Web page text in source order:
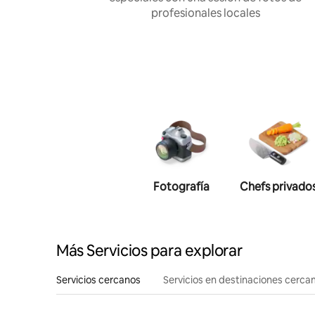
profesionales locales
Fotografía Chefs
Más Servicios para explorar
Servicios cercanos Servicios en destinaciones